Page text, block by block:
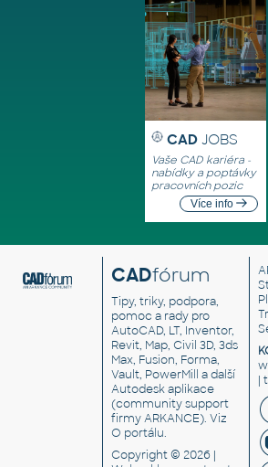
CAD JOBS
Vaše CAD kariéra -
nabídky a poptávky
pracovních pozic
Více info
CADfórum
Tipy, triky, podpora,
pomoc a rady pro
AutoCAD, LT, Inventor,
Revit, Map, Civil 3D, 3ds
Max, Fusion, Forma,
Vault, PowerMill a další
Autodesk aplikace
(community support
firmy ARKANCE). Viz
O portálu.
Copyright © 2026 |
|